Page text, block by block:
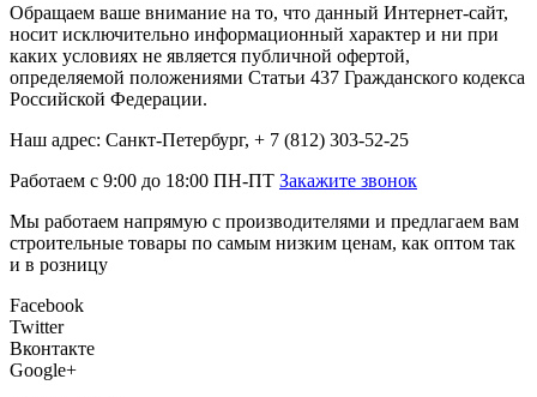
Обращаем ваше внимание на то, что данный Интернет-сайт,
носит исключительно информационный характер и ни при
каких условиях не является публичной офертой,
определяемой положениями Статьи 437 Гражданского кодекса
Российской Федерации.
Наш адрес: Санкт-Петербург, + 7 (812) 303-52-25
Работаем с 9:00 до 18:00 ПН-ПТ Закажите звонок
Мы работаем напрямую с производителями и предлагаем вам
строительные товары по самым низким ценам, как оптом так
и в розницу
Facebook
Twitter
Вконтакте
Google+